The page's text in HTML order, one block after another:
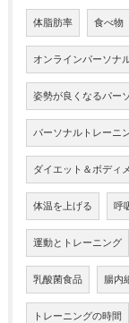
体脂肪率 食べ物
オンラインパーソナ
姿勢が良くなるパー
パーソナルトレーニ
ダイエット＆ボディ
体温を上げる 呼
運動とトレーニング
乳酸菌食品 腸内
トレーニングの時間